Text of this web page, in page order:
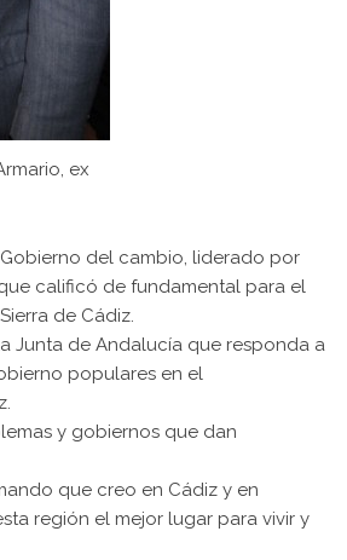
ex
del cambio, liderado por
calificó de fundamental para el
de Cádiz.
Junta de Andalucía que responda a
populares en el
y gobiernos que dan
que creo en Cádiz y en
región el mejor lugar para vivir y